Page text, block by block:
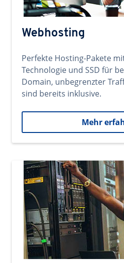
Webhosting
Perfekte Hosting-Pakete
Technologie und SSD für
Domain, unbegrenzter
sind bereits inklusive.
Mehr